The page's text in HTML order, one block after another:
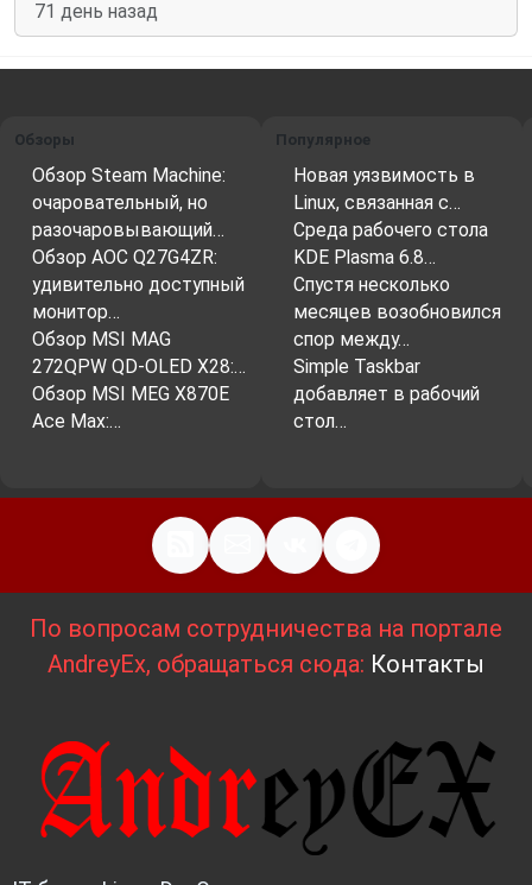
71 день назад
Обзоры
Обзор Steam Machine:
очаровательный, но
разочаровывающий…
Обзор AOC Q27G4ZR:
удивительно доступный
монитор…
Обзор MSI MAG
272QPW QD-OLED X28:…
Обзор MSI MEG X870E
Ace Max:…
Популярное
Новая уязвимость в
Linux, связанная с…
Среда рабочего стола
KDE Plasma 6.8…
Спустя несколько
месяцев возобновился
спор между…
Simple Taskbar
добавляет в рабочий
стол…
По вопросам сотрудничества на портале
AndreyEx, обращаться сюда: Контакты